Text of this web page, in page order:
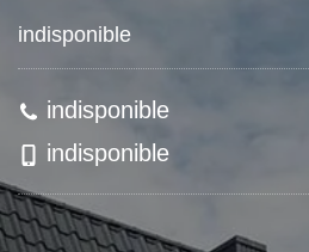
indisponible
indisponible
indisponible